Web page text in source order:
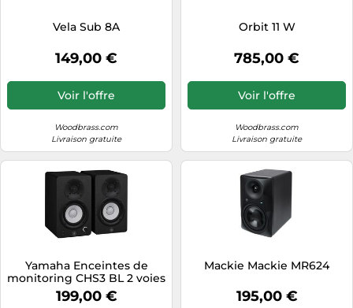
Vela Sub 8A
149,00 €
Voir l'offre
Woodbrass.com
Livraison gratuite
Orbit 11 W
785,00 €
Voir l'offre
Woodbrass.com
Livraison gratuite
Yamaha Enceintes de
monitoring CHS3 BL 2 voies
3,5 pouces (la paire)
199,00 €
Mackie Mackie MR624
195,00 €